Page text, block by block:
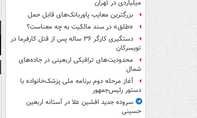
میلیاردی در تهران
بزرگترین معایب پاوربانک‌های قابل حمل
«طلق» در سند مالکیت به چه معناست؟
دستگیری کارگر ۳۶ ساله پس از قتل کارفرما در
تویسرکان
محدودیت‌های ترافیکی اربعینی در جاده‌های
شمال‌
آغاز مرحله دوم برنامه ملی پزشک‌خانواده با
دستور رئیس‌جمهور
سروده جدید افشین علا در آستانه اربعین
حسینی